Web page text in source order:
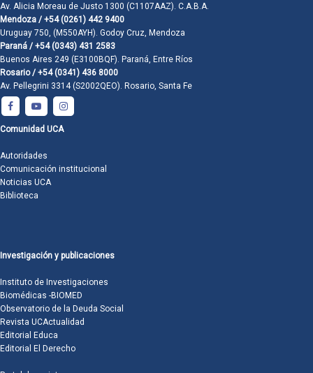
Av. Alicia Moreau de Justo 1300 (C1107AAZ). C.A.B.A.
Mendoza / +54 (0261) 442 9400
Uruguay 750, (M550AYH). Godoy Cruz, Mendoza
Paraná / +54 (0343) 431 2583
Buenos Aires 249 (E3100BQF). Paraná, Entre Ríos
Rosario / +54 (0341) 436 8000
Av. Pellegrini 3314 (S2002QEO). Rosario, Santa Fe
Comunidad UCA
Autoridades
Comunicación institucional
Noticias UCA
Biblioteca
Investigación y publicaciones
Instituto de Investigaciones
Biomédicas -BIOMED
Observatorio de la Deuda Social
Revista UCActualidad
Editorial Educa
Editorial El Derecho